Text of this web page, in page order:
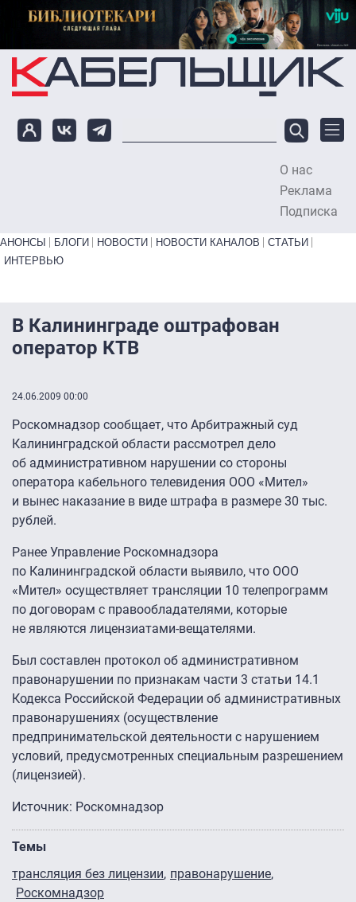
Перейти к основному содержанию
О нас
Реклама
Подписка
Primary links bottom
АНОНСЫ БЛОГИ НОВОСТИ НОВОСТИ КАНАЛОВ
СТАТЬИ
ИНТЕРВЬЮ
В Калининграде оштрафован
оператор КТВ
24.06.2009 00:00
Роскомнадзор сообщает, что Арбитражный суд
Калининградской области рассмотрел дело
об административном нарушении со стороны
оператора кабельного телевидения ООО «Мител»
и вынес наказание в виде штрафа в размере 30 тыс.
рублей.
Ранее Управление Роскомнадзора
по Калининградской области выявило, что ООО
«Мител» осуществляет трансляции 10 телепрограмм
по договорам с правообладателями, которые
не являются лицензиатами-вещателями.
Был составлен протокол об административном
правонарушении по признакам части 3 статьи 14.1
Кодекса Российской Федерации об административных
правонарушениях (осуществление
предпринимательской деятельности с нарушением
условий, предусмотренных специальным разрешением
(лицензией).
Источник: Роскомнадзор
Темы
трансляция без лицензии правонарушение
Роскомнадзор